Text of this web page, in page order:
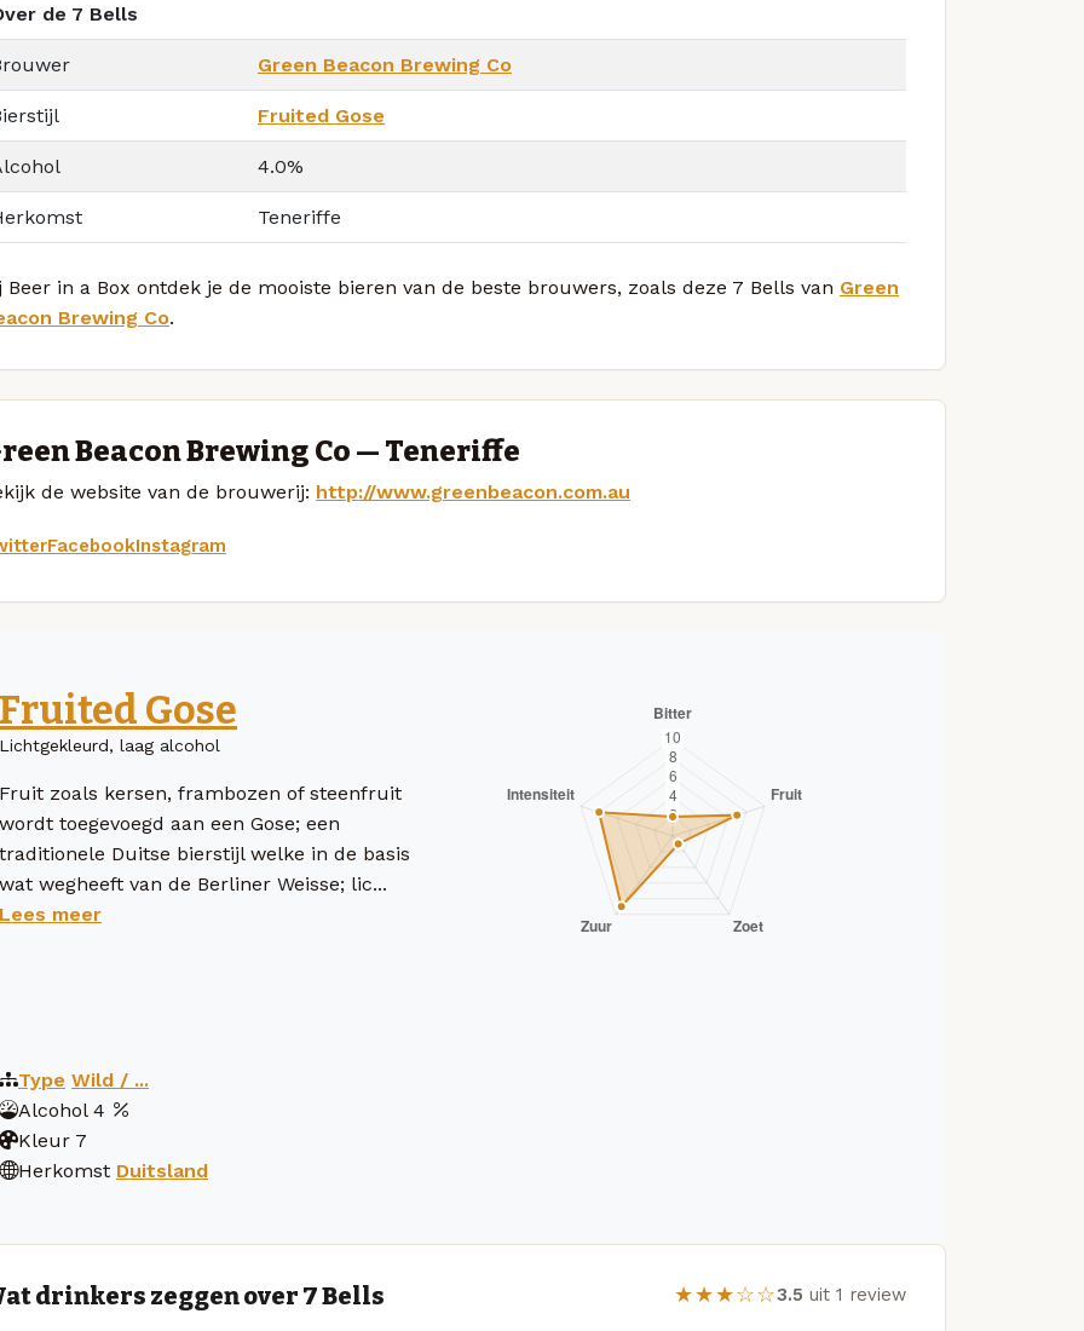
de 7 Bells
Green Beacon Brewing Co
Fruited Gose
4.0%
Teneriffe
Beer in a Box ontdek je de mooiste bieren van de beste brouwers, zoals deze 7 Bells van Green
Brewing Co.
Beacon Brewing Co — Teneriffe
de website van de brouwerij: http://www.greenbeacon.com.au
FacebookInstagram
Fruited Gose
Lichtgekleurd, laag alcohol
Fruit zoals kersen, frambozen of steenfruit
wordt toegevoegd aan een Gose; een
traditionele Duitse bierstijl welke in de basis
wat wegheeft van de Berliner Weisse; lic...
Lees meer
Type Wild / ...
Alcohol 4
Kleur 7
Herkomst Duitsland
drinkers zeggen over 7 Bells ★★★☆☆3.5 uit 1 review